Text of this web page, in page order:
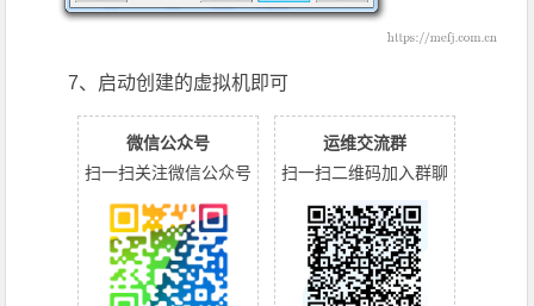
7、启动创建的虚拟机即可
微信公众号
扫一扫关注微信公众号
运维交流群
扫一扫二维码加入群聊